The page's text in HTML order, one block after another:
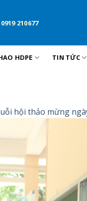
0919 210677
HDPE TIN TỨC
hội thảo mừng